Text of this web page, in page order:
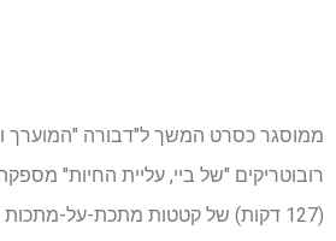
ממוסגר כסרט המשך ל"דבורה "המוערך
רובוטריקים "של ביי, עליית החיות"
(127 דקות) של קטטות מתכת-על-מתכות